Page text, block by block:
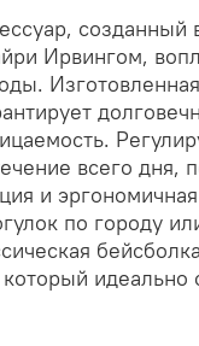
созданный
Ирвингом,
всего дня,
и
по городу
идеально